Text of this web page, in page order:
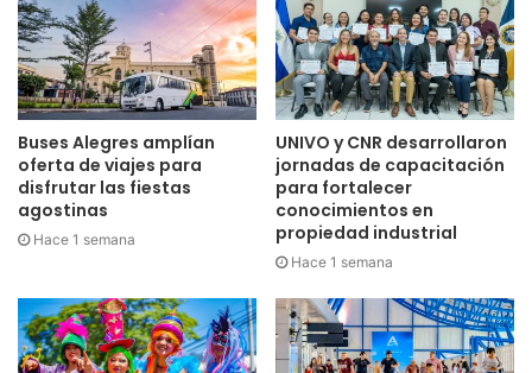
Buses Alegres amplían
oferta de viajes para
disfrutar las fiestas
agostinas
Hace 1 semana
UNIVO y CNR desarrollaron
jornadas de capacitación
para fortalecer
conocimientos en
propiedad industrial
Hace 1 semana